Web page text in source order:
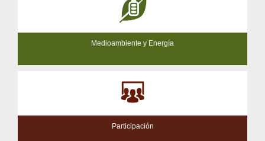
Medioambiente y Energía
Participación